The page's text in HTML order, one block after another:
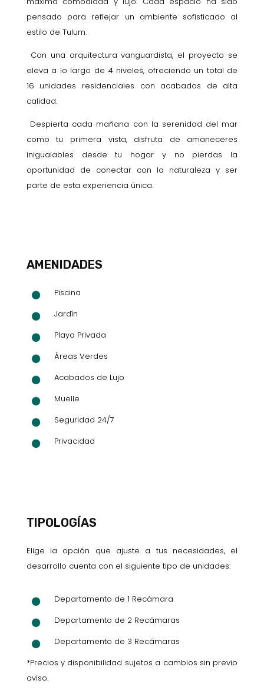
pensado para reflejar un ambiente sofisticado al
estilo de Tulum.
Con una arquitectura vanguardista, el proyecto se
eleva a lo largo de 4 niveles, ofreciendo un total de
16 unidades residenciales con acabados de alta
calidad.
Despierta cada mañana con la serenidad del mar
como tu primera vista, disfruta de amaneceres
inigualables desde tu hogar y no pierdas la
oportunidad de conectar con la naturaleza y ser
parte de esta experiencia única.
AMENIDADES
Piscina
Jardín
Playa Privada
Áreas Verdes
Acabados de Lujo
Muelle
Seguridad 24/7
Privacidad
TIPOLOGÍAS
Elige la opción que ajuste a tus necesidades, el
desarrollo cuenta con el siguiente tipo de unidades:
Departamento de 1 Recámara
Departamento de 2 Recámaras
Departamento de 3 Recámaras
*Precios y disponibilidad sujetos a cambios sin previo
aviso.